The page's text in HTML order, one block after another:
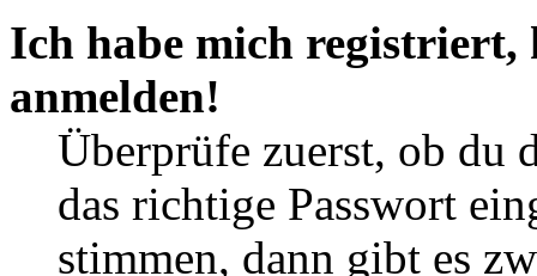
Ich habe mich
anmelden!
Überprüfe zuerst, ob du
das richtige Passwort
stimmen, dann gibt es